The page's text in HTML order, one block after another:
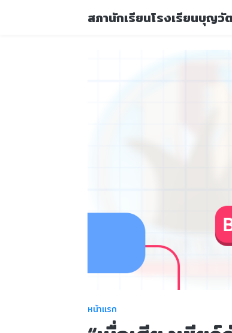
สภานักเรียนโรงเรียนบุญวั
หน้าแรก